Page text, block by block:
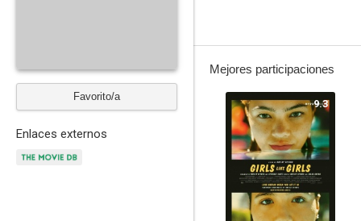
Favorito/a
Enlaces externos
Mejores participaciones
9.3